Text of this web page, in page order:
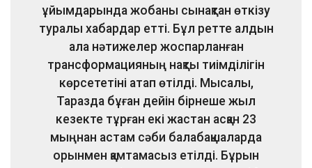
ұйымдарында жобаны сынақтан өткізу
туралы хабардар етті. Бұл ретте алдын
ала нәтижелер жоспарланған
трансформацияның нақты тиімділігін
көрсететіні атап өтілді. Мысалы,
Таразда бұған дейін бірнеше жыл
кезекте тұрған екі жастан асқан 23
мыңнан астам сәби балабақшаларда
орынмен қамтамасыз етілді. Бұрын